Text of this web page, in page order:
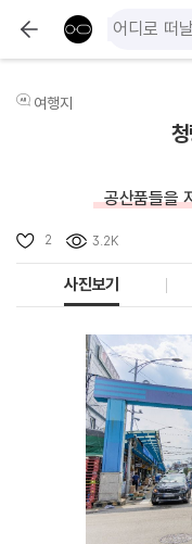
여행지
공산품들을
2 3.2K
사진보기